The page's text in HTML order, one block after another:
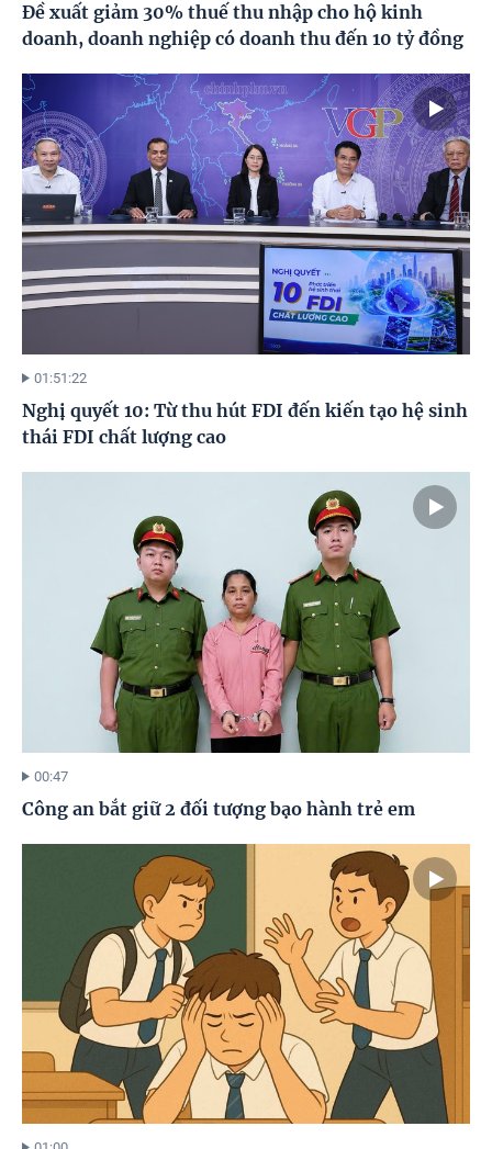
Đề xuất giảm 30% thuế thu nhập cho hộ kinh
doanh, doanh nghiệp có doanh thu đến 10 tỷ đồng
01:51:22
Nghị quyết 10: Từ thu hút FDI đến kiến tạo hệ sinh
thái FDI chất lượng cao
00:47
Công an bắt giữ 2 đối tượng bạo hành trẻ em